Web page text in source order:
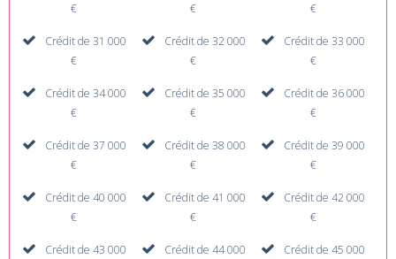
€
€
€
Crédit de 31 000
€
Crédit de 32 000
€
Crédit de 33 000
€
Crédit de 34 000
€
Crédit de 35 000
€
Crédit de 36 000
€
Crédit de 37 000
€
Crédit de 38 000
€
Crédit de 39 000
€
Crédit de 40 000
€
Crédit de 41 000
€
Crédit de 42 000
€
Crédit de 43 000
Crédit de 44 000
Crédit de 45 000